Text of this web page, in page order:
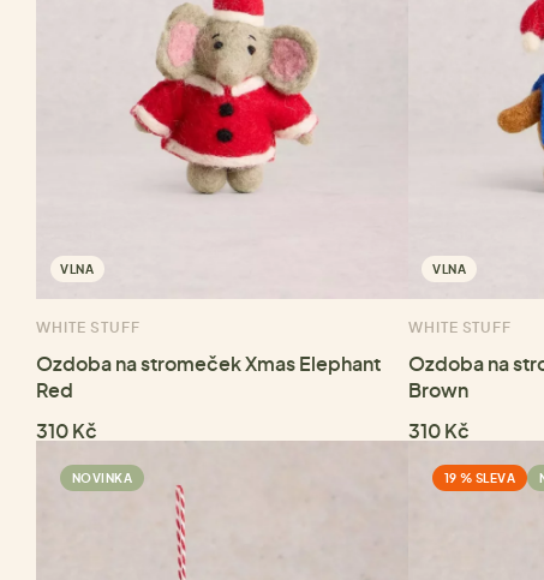
VLNA
WHITE STUFF
Ozdoba na stromeček Xmas Elephant
Red
310 Kč
VLNA
WHITE STUFF
Ozdoba na
Brown
310 Kč
NOVINKA 19 % SLEVA